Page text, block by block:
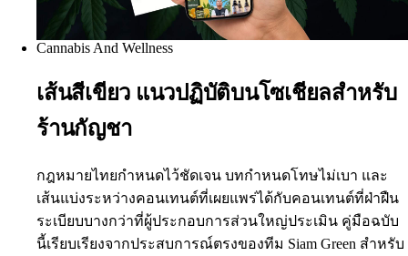
Cannabis And Wellness
เส้นสีเขียว แนวปฏิบัติบนโซเชียลสำหรับ
ร้านกัญชา
กฎหมายไทยกำหนดไว้ชัดเจน บทกำหนดโทษไม่เบา และ
เส้นแบ่งระหว่างคอนเทนต์ที่เผยแพร่ได้กับคอนเทนต์ที่ฝ่าฝืน
ระเบียบบางกว่าที่ผู้ประกอบการส่วนใหญ่ประเมิน คู่มือฉบับ
นี้เรียบเรียงจากประสบการณ์ตรงของทีม Siam Green สำหรับ